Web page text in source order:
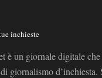
inchieste
è un giornale digitale
giornalismo d’inchiesta.